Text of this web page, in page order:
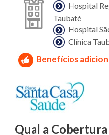
Hospital
Taubaté
Hospital
Clínica
Benefícios
Qual a